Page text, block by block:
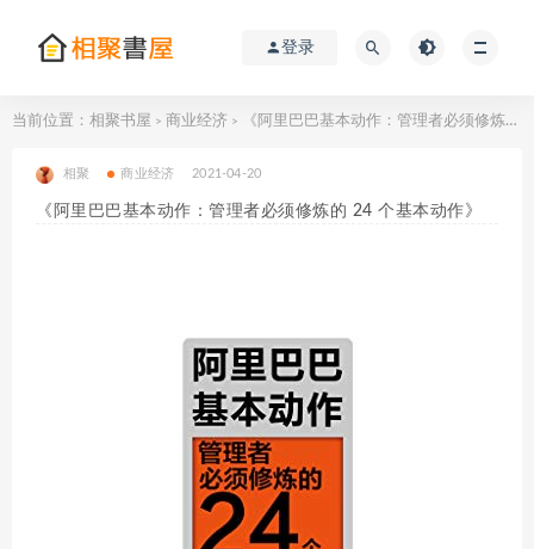
登录
当前位置： 相聚书屋 > 商业经济 > 《阿里巴巴基本动作：管理者必须修炼的 24 个基本动作》
相聚 商业经济 2021-04-20
《阿里巴巴基本动作：管理者必须修炼的 24 个基本动作》